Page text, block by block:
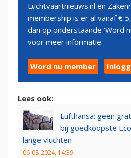
Luchtvaartnieuws.nl en
membership is er al vanaf €
dan op onderstaande 'Word
voor meer informatie.
Word nu member
Lees ook:
Lufthansa: geen
bij goedkoopste
lange vluchten
06-08-2024, 14:39